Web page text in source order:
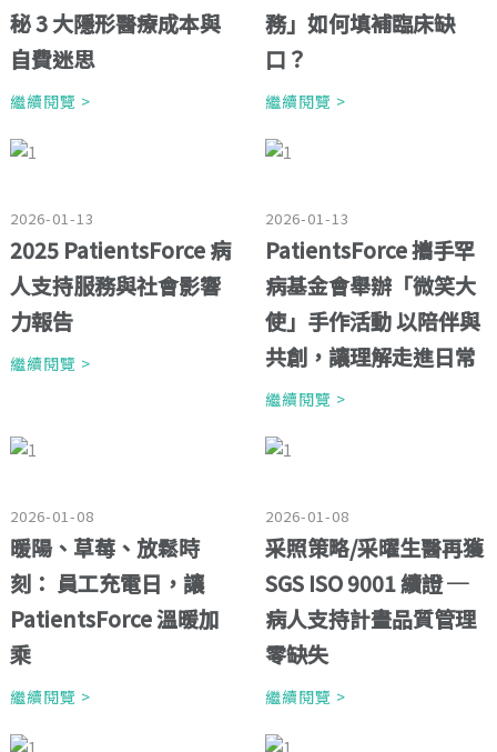
秘 3 大隱形醫療成本與
自費迷思
繼續閱覽 >
務」如何填補臨床缺
口？
繼續閱覽 >
2026-01-13
2025 PatientsForce 病
人支持服務與社會影響
力報告
繼續閱覽 >
2026-01-13
PatientsForce 攜手罕
病基金會舉辦「微笑大
使」手作活動 以陪伴與
共創，讓理解走進日常
繼續閱覽 >
2026-01-08
暖陽、草莓、放鬆時
刻： 員工充電日，讓
PatientsForce 溫暖加
乘
繼續閱覽 >
2026-01-08
采照策略/采曜生醫再獲
SGS ISO 9001 續證 ─
病人支持計畫品質管理
零缺失
繼續閱覽 >